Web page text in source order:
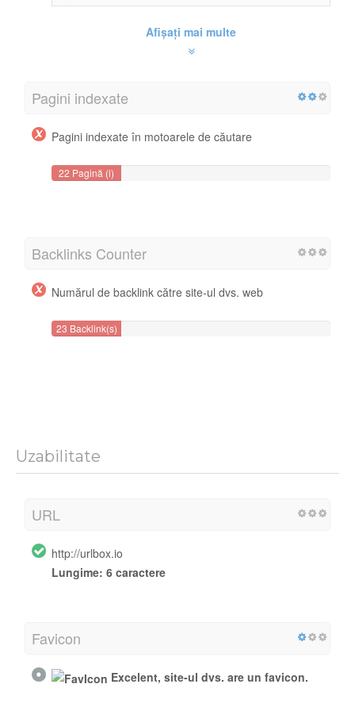
Afișați mai multe
Pagini indexate
Pagini indexate în motoarele de căutare
22 Pagină (i)
Backlinks Counter
Numărul de backlink către site-ul dvs. web
23 Backlink(s)
Uzabilitate
URL
http://urlbox.io
Lungime: 6 caractere
Favicon
Excelent, site-ul dvs. are un favicon.